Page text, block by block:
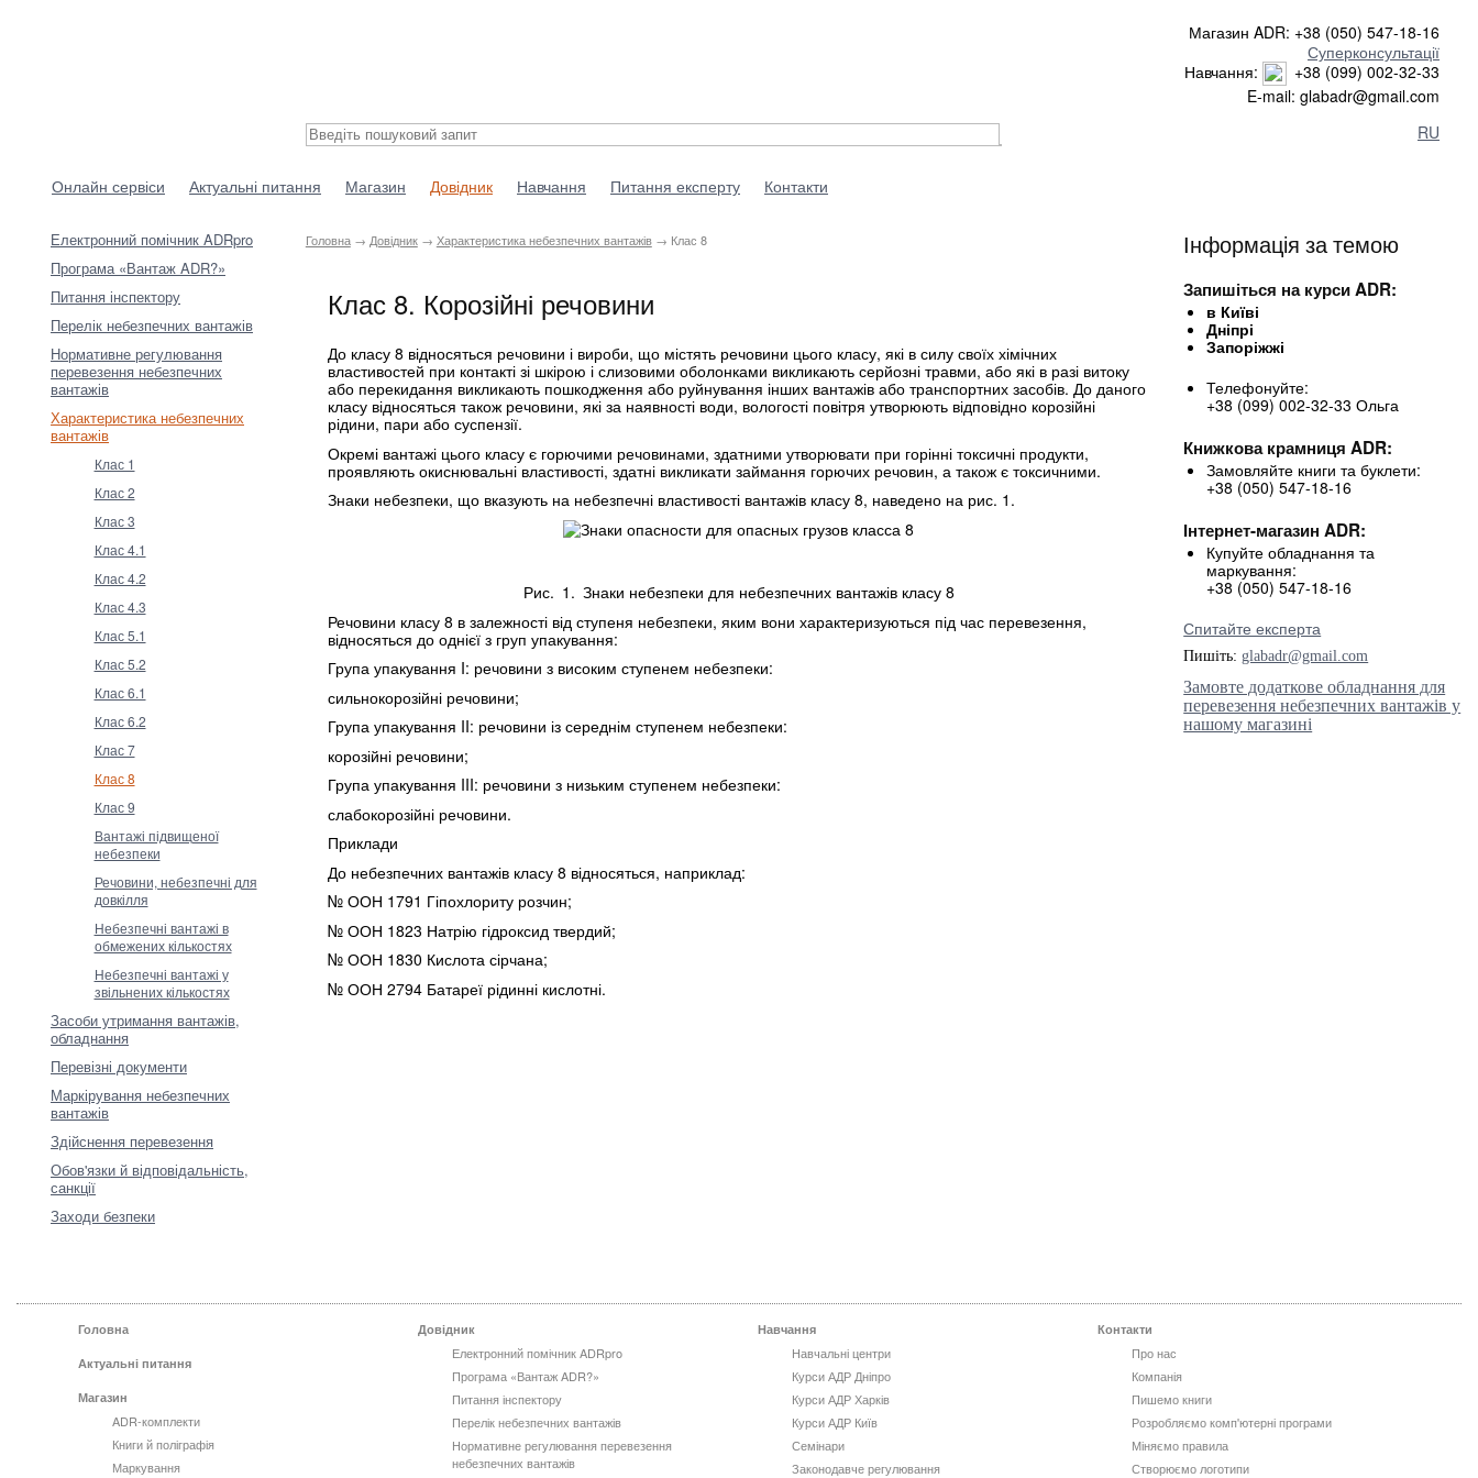
Магазин ADR: +38 (050) 547-18-16
Суперконсультації
Навчання:
+38 (099) 002-32-33
E-mail: glabadr@gmail.com
RU
Онлайн сервіси Актуальні питання Магазин Довідник Навчання Питання експерту Контакти
Електронний помічник ADRpro
Програма «Вантаж ADR?»
Питання інспектору
Перелік небезпечних вантажів
Нормативне регулювання
перевезення небезпечних
вантажів
Характеристика небезпечних
вантажів
Клас 1
Клас 2
Клас 3
Клас 4.1
Клас 4.2
Клас 4.3
Клас 5.1
Клас 5.2
Клас 6.1
Клас 6.2
Клас 7
Клас 8
Клас 9
Вантажі підвищеної
небезпеки
Речовини, небезпечні для
довкілля
Небезпечні вантажі в
обмежених кількостях
Небезпечні вантажі у
звільнених кількостях
Засоби утримання вантажів,
обладнання
Перевізні документи
Маркірування небезпечних
вантажів
Здійснення перевезення
Обов'язки й відповідальність,
санкції
Заходи безпеки
Головна→ Довідник→ Характеристика небезпечних вантажів→ Клас 8
Клас 8. Корозійні речовини
До класу 8 відносяться речовини і вироби, що містять речовини цього класу, які в силу своїх хімічних
властивостей при контакті зі шкірою і слизовими оболонками викликають серйозні травми, або які в разі витоку
або перекидання викликають пошкодження або руйнування інших вантажів або транспортних засобів. До даного
класу відносяться також речовини, які за наявності води, вологості повітря утворюють відповідно корозійні
рідини, пари або суспензії.
Окремі вантажі цього класу є горючими речовинами, здатними утворювати при горінні токсичні продукти,
проявляють окиснювальні властивості, здатні викликати займання горючих речовин, а також є токсичними.
Знаки небезпеки, що вказують на небезпечні властивості вантажів класу 8, наведено на рис. 1.
Рис. 1. Знаки небезпеки для небезпечних вантажів класу 8
Речовини класу 8 в залежності від ступеня небезпеки, яким вони характеризуються під час перевезення,
відносяться до однієї з груп упакування:
Група упакування I: речовини з високим ступенем небезпеки:
сильнокорозійні речовини;
Група упакування II: речовини із середнім ступенем небезпеки:
корозійні речовини;
Група упакування III: речовини з низьким ступенем небезпеки:
слабокорозійні речовини.
Приклади
До небезпечних вантажів класу 8 відносяться, наприклад:
№ ООН 1791 Гіпохлориту розчин;
№ ООН 1823 Натрію гідроксид твердий;
№ ООН 1830 Кислота сірчана;
№ ООН 2794 Батареї рідинні кислотні.
Інформація за темою
Запишіться на курси ADR:
в Київі
Дніпрі
Запоріжжі
Телефонуйте:
+38 (099) 002-32-33 Ольга
Книжкова крамниця ADR:
Замовляйте книги та буклети:
+38 (050) 547-18-16
Інтернет-магазин ADR:
Купуйте обладнання та
маркування:
+38 (050) 547-18-16
Спитайте експерта
Пишіть:glabadr@gmail.com
Замовте додаткове обладнання для
перевезення небезпечних вантажів у
нашому магазині
Головна
Актуальні питання
Магазин
ADR-комплекти
Книги й поліграфія
Маркування
Довідник
Електронний помічник ADRpro
Програма «Вантаж ADR?»
Питання інспектору
Перелік небезпечних вантажів
Нормативне регулювання перевезення
небезпечних вантажів
Навчання
Навчальні центри
Курси АДР Дніпро
Курси АДР Харків
Курси АДР Київ
Семінари
Законодавче регулювання
Контакти
Про нас
Компанія
Пишемо книги
Розробляємо комп'ютерні програми
Міняємо правила
Створюємо логотипи